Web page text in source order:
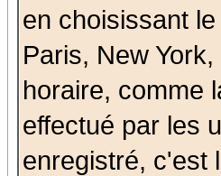
en choisissant
Paris, New
horaire, comme
effectué par les
enregistré, c'est